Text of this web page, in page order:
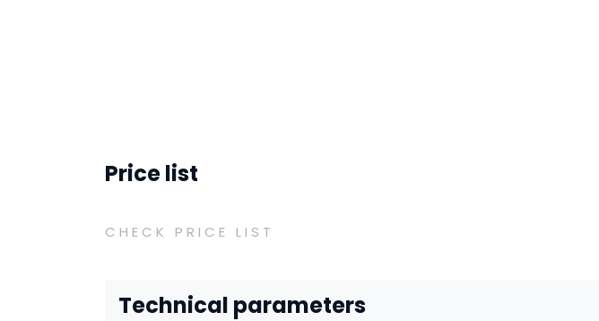
Price list
CHECK PRICE LIST
Technical parameters